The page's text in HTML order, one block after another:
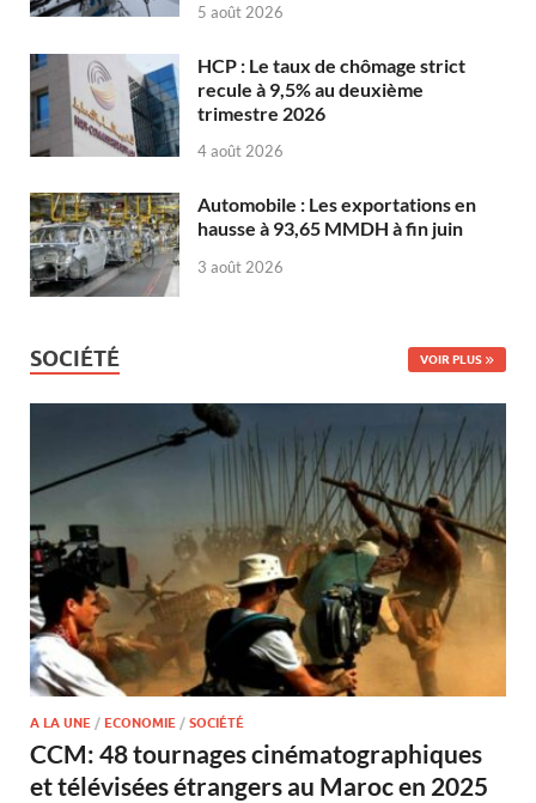
5 août 2026
HCP : Le taux de chômage strict
recule à 9,5% au deuxième
trimestre 2026
4 août 2026
Automobile : Les exportations en
hausse à 93,65 MMDH à fin juin
3 août 2026
SOCIÉTÉ VOIR PLUS
A LA UNE / ECONOMIE / SOCIÉTÉ
CCM: 48 tournages cinématographiques
et télévisées étrangers au Maroc en 2025